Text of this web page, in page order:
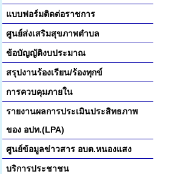
แบบฟอร์มติดต่อราชการ
ศูนย์ส่งเสริมสุขภาพตำบล
ข้อบัญญัติงบประมาณ
สรุปงานร้องเรียน/ร้องทุกข์
การควบคุมภายใน
รายงานผลการประเมินประสิทธภาพ
ของ อปท.(LPA)
ศูนย์ข้อมูลข่าวสาร อบต.หนองแสง
บริการประชาชน